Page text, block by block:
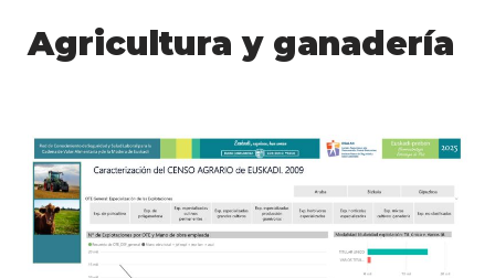
Agricultura y ganadería